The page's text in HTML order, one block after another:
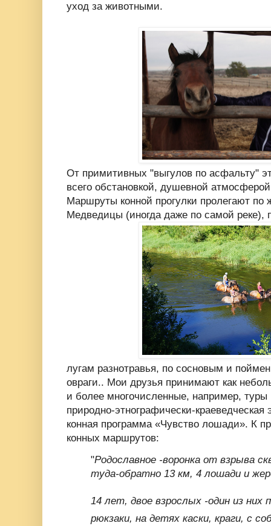
уход за животными.
От примитивных "выгулов по асфальту"
всего обстановкой, душевной
Маршруты конной прогулки пролегают по
Медведицы (иногда даже по самой
лугам разнотравья, по сосновым и
овраги.. Мои друзья принимают как
и более многочисленные, например, туры
природно-этнографически-краеведческая
конная программа «Чувство лошади». К
конных маршрутов:
"Родославное -воронка от взрыва
туда-обратно 13 км, 4 лошади и
14 лет, двое взрослых -один из них
рюкзаки, на детях каски, краги, с